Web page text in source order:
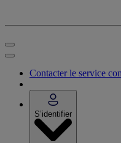
Contacter le service
S’identifier